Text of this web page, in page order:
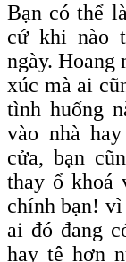
Bạn có thể
cứ khi nào
ngày. Hoang
xúc mà ai
tình huống
vào nhà
cửa, bạn
thay ổ khoá
chính bạn! vì
ai đó đang
hay tệ hơn